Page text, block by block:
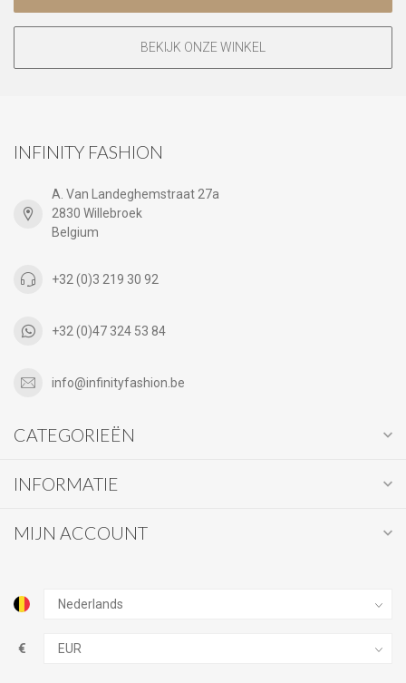
BEKIJK ONZE WINKEL
INFINITY FASHION
A. Van Landeghemstraat 27a
2830 Willebroek
Belgium
+32 (0)3 219 30 92
+32 (0)47 324 53 84
info@infinityfashion.be
CATEGORIEËN
INFORMATIE
MIJN ACCOUNT
€